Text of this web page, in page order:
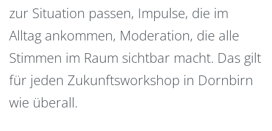
zur Situation passen, Impulse, die im
Alltag ankommen, Moderation, die alle
Stimmen im Raum sichtbar macht. Das gilt
für jeden Zukunftsworkshop in Dornbirn
wie überall.